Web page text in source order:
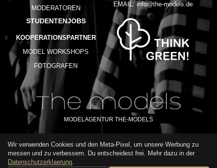
MODERATOREN
STUDENTENJOBS
KOOPERATIONSPARTNER
MODEL WORKSHOPS
FOTOGRAFEN
EMAIL: info@the-models.de
MODELAGENTUR THE-MODELS
IMPRESSUM AGB DATENSCHUTZ
NUTZUNGSBEDINGUNGEN
Wir verwenden Cookies und den Meta-Pixel, um unsere Werbung zu
messen und zu verbessern. Du entscheidest frei. Mehr dazu in der
Datenschutzerklaerung.